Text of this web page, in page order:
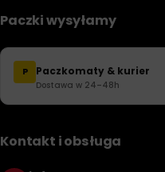
Paczki wysyłamy
P Paczkomaty & kurier
Dostawa w 24–48h
Kontakt i obsługa